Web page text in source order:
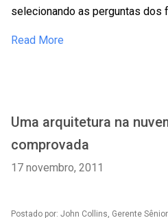
selecionando as perguntas dos
Read More
Uma arquitetura na
comprovada
17 novembro, 2011
Postado por: John Collins, Gerente